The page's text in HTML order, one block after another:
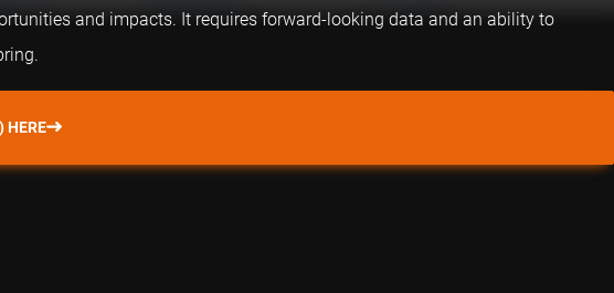
and impacts. It requires forward-looking data and an ability to
HERE